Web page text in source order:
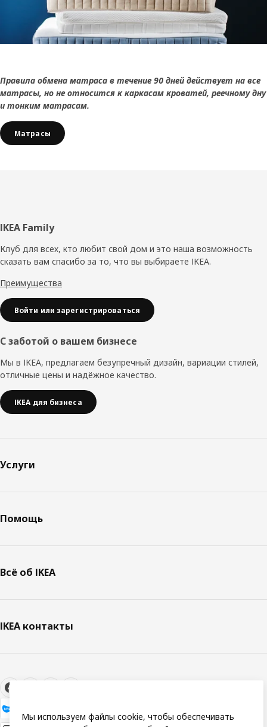
Правила обмена матраса в течение 90 дней действует на все
матрасы, но не относится к каркасам кроватей, реечному дну
и тонким матрасам.
Матрасы
Нижний
колонтитул
IKEA Family
Клуб для всех, кто любит свой дом и это наша возможность
сказать вам спасибо за то, что вы выбираете IKEA.
Преимущества
Войти или зарегистрироваться
С заботой о вашем бизнесе
Мы в IKEA, предлагаем безупречный дизайн, вариации стилей,
отличные цены и надёжное качество.
IKEA для бизнеса
Услуги
Помощь
Всё об IKEA
IKEA контакты
Мы используем файлы cookie, чтобы обеспечивать